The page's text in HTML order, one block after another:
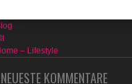
NEUESTE KOMMENTARE
Casino-Fox.com
nur wo?
Online Casino Test bei Ein